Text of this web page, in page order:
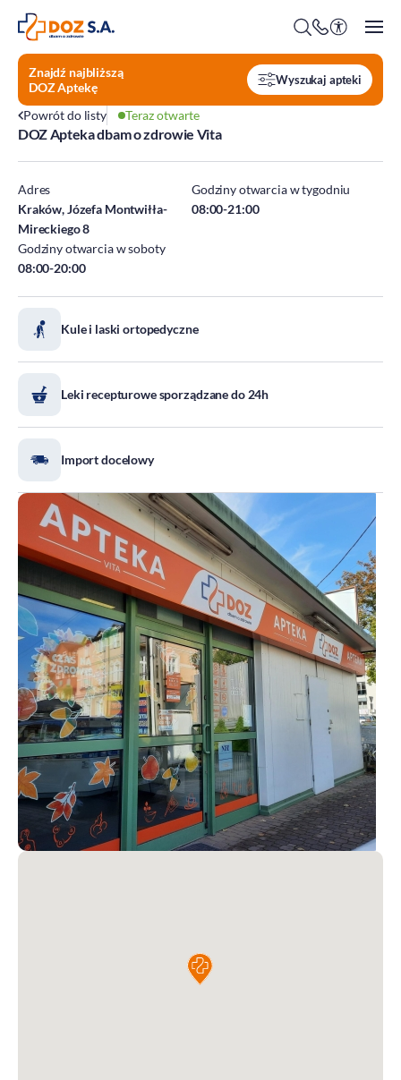
O firmie
Praca w DOZ Aptekach
Kim jesteśmy?
Społeczeństwo
Ład korporacyjny
DOZ Fundacja dbam o zdrowie
Kodeks Etyki
Działalność wydawnicza i edukacyjna
Zgłoszenia naruszeń
Do pobrania
Dla akcjonariuszy
Znajdź najbliższą
DOZ Aptekę
Wyszukaj apteki
Powrót do listy Teraz otwarte
DOZ Apteka dbam o zdrowie Vita
Adres
Kraków, Józefa Montwiłła-
Mireckiego 8
Godziny otwarcia w tygodniu
08:00-21:00
Godziny otwarcia w soboty
08:00-20:00
Kule i laski ortopedyczne
Leki recepturowe sporządzane do 24h
Import docelowy